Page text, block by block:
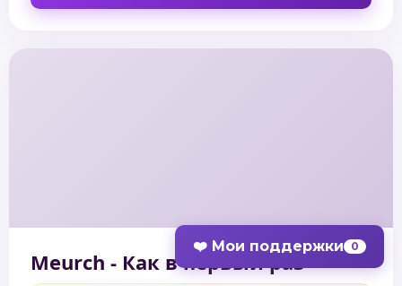
❤️ Мои поддержки 0
Meurch - Как в первый раз